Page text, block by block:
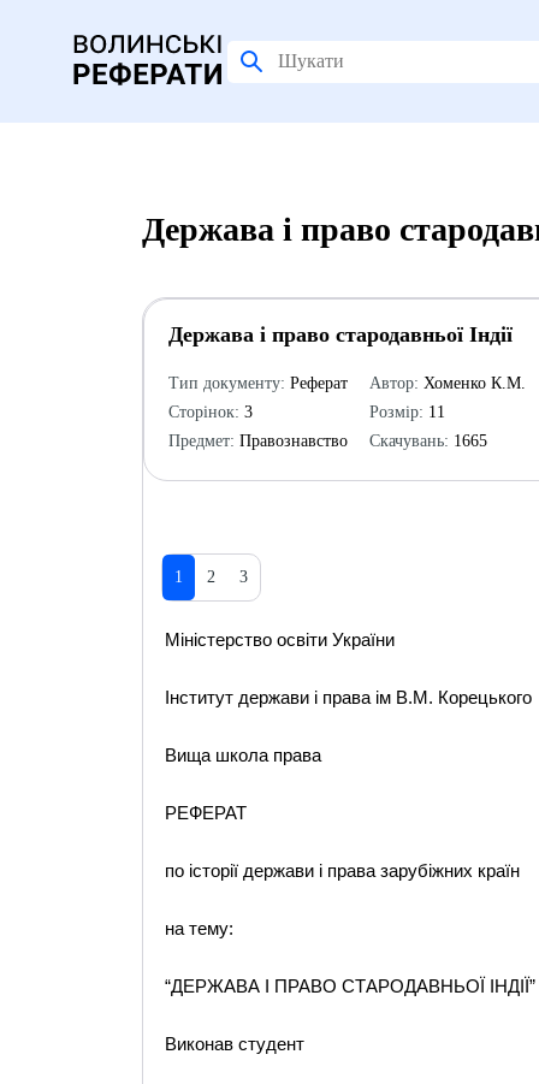
Держава і право
Держава і право стародавньої Індії
Тип документу: Реферат
Сторінок: 3
Предмет: Правознавство
Автор: Хоменко К.М.
Розмір: 11
Скачувань: 1665
1 2 3
Міністерство освіти України
Інститут держави і права ім В.М. Корецького
Вища школа права
РЕФЕРАТ
по історії держави і права зарубіжних країн
на тему:
“ДЕРЖАВА І ПРАВО СТАРОДАВНЬОЇ ІНДІЇ”
Виконав студент